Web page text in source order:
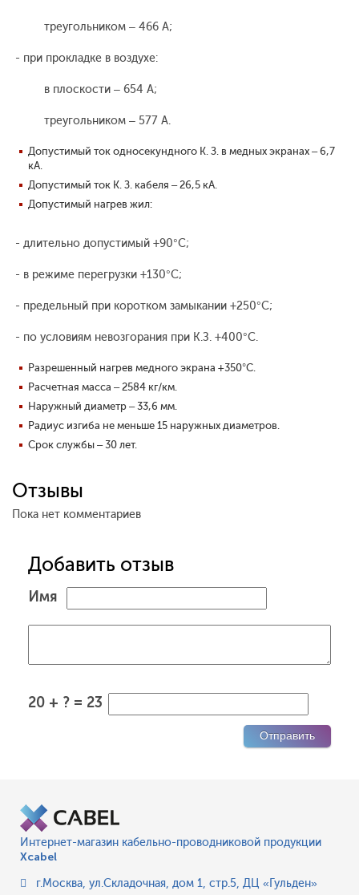
треугольником – 466 А;
- при прокладке в воздухе:
в плоскости – 654 А;
треугольником – 577 А.
Допустимый ток односекундного К. З. в медных экранах – 6,7
кА.
Допустимый ток К. З. кабеля – 26,5 кА.
Допустимый нагрев жил:
- длительно допустимый +90°С;
- в режиме перегрузки +130°С;
- предельный при коротком замыкании +250°С;
- по условиям невозгорания при К.З. +400°С.
Разрешенный нагрев медного экрана +350°С.
Расчетная масса – 2584 кг/км.
Наружный диаметр – 33,6 мм.
Радиус изгиба не меньше 15 наружных диаметров.
Срок службы – 30 лет.
Отзывы
Пока нет комментариев
Добавить отзыв
Имя
20 + ? = 23
Интернет-магазин кабельно-проводниковой продукции
Xcabel
г.Москва, ул.Складочная, дом 1, стр.5, ДЦ «Гульден»